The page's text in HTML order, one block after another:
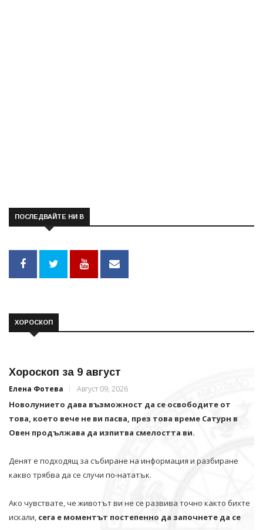
ПОСЛЕДВАЙТЕ НИ В
ХОРОСКОП
Хороскоп за 9 август
Елена Фотева Август 09, 2026
Новолунието дава възможност да се освободите от
това, което вече не ви пасва, през това време Сатурн в
Овен продължава да изпитва смелостта ви.
Денят е подходящ за събиране на информация и разбиране
какво трябва да се случи по-нататък.
Ако чувствате, че животът ви не се развива точно както бихте
искали, сега е моментът постепенно да започнете да се